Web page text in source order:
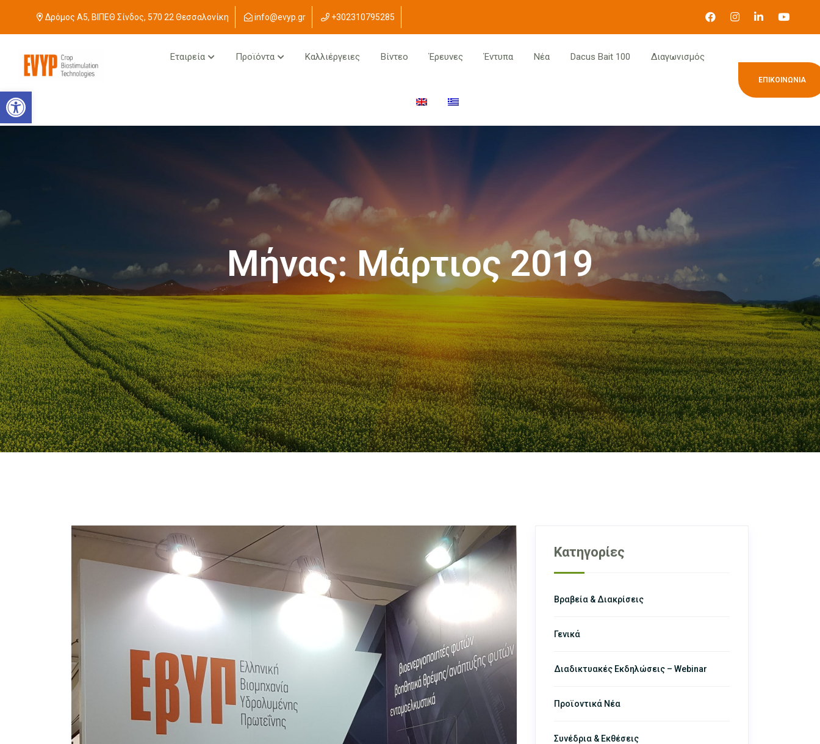
Ανοίξτε τη γραμμή εργαλείων
Δρόμος Α5, ΒΙΠΕΘ Σίνδος, 570 22 Θεσσαλονίκη info@evyp.gr +302310795285
Εταιρεία Προϊόντα Καλλιέργειες Βίντεο Έρευνες Έντυπα Νέα Dacus Bait 100 Διαγωνισμός
ΕΠΙΚΟΙΝΩΝΊΑ
Μήνας: Μάρτιος 2019
Κατηγορίες
Βραβεία & Διακρίσεις
Γενικά
Διαδικτυακές Εκδηλώσεις – Webinar
Προϊοντικά Νέα
Συνέδρια & Εκθέσεις